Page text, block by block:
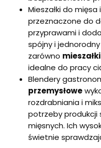
Mieszałki do
przeznaczone do
przyprawami i
spójny i
zarówno
idealne do pracy
Blendery
przemysłowe
rozdrabniania i
potrzeby produkcji
mięsnych. Ich
świetnie